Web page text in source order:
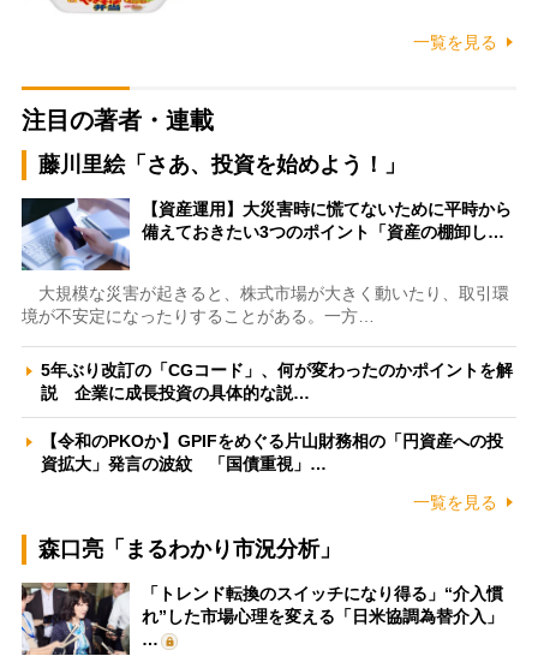
一覧を見る
注目の著者・連載
藤川里絵「さあ、投資を始めよう！」
【資産運用】大災害時に慌てないために平時から
備えておきたい3つのポイント「資産の棚卸し…
大規模な災害が起きると、株式市場が大きく動いたり、取引環
境が不安定になったりすることがある。一方…
5年ぶり改訂の「CGコード」、何が変わったのかポイントを解
説 企業に成長投資の具体的な説…
【令和のPKOか】GPIFをめぐる片山財務相の「円資産への投
資拡大」発言の波紋 「国債重視」…
一覧を見る
森口亮「まるわかり市況分析」
「トレンド転換のスイッチになり得る」“介入慣
れ”した市場心理を変える「日米協調為替介入」
…